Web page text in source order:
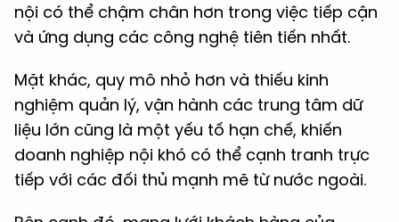
nội có thể chậm chân hơn trong việc tiếp cận
và ứng dụng các công nghệ tiên tiến nhất.
Mặt khác, quy mô nhỏ hơn và thiếu kinh
nghiệm quản lý, vận hành các trung tâm dữ
liệu lớn cũng là một yếu tố hạn chế, khiến
doanh nghiệp nội khó có thể cạnh tranh trực
tiếp với các đối thủ mạnh mẽ từ nước ngoài.